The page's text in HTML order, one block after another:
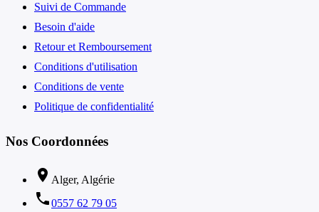
Suivi de Commande
Besoin d'aide
Retour et Remboursement
Conditions d'utilisation
Conditions de vente
Politique de confidentialité
Nos Coordonnées
location_on Alger, Algérie
phone0557 62 79 05